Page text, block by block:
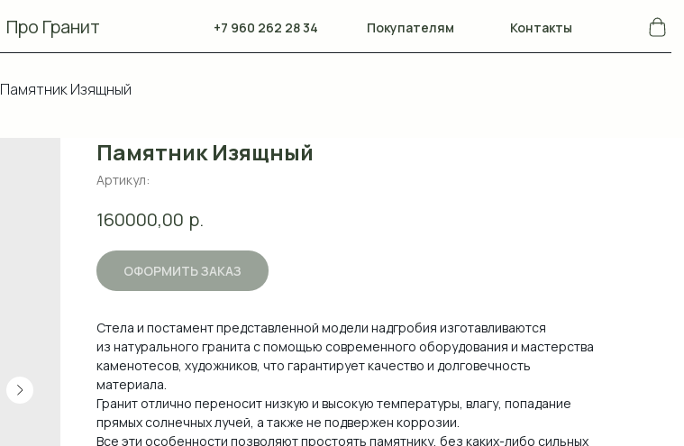
+7 960 262 28 34 Покупателям Контакты
Про Гранит
Памятник Изящный
Памятник Изящный
Артикул:
160000,00 р.
ОФОРМИТЬ ЗАКАЗ
Стела и постамент представленной модели надгробия изготавливаются
из натурального гранита с помощью современного оборудования и мастерства
каменотесов, художников, что гарантирует качество и долговечность
материала.
Гранит отлично переносит низкую и высокую температуры, влагу, попадание
прямых солнечных лучей, а также не подвержен коррозии.
Все эти особенности позволяют простоять памятнику, без каких-либо сильных